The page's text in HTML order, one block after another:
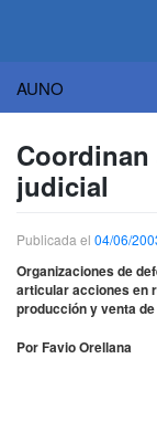
AUNO
contenido
judicial
Publicada el 04/06/
Organizaciones de
articular acciones en
producción y venta
Por Favio Orellana